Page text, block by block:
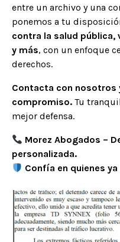
entre un archivo y una
ponemos a tu
contra la salud
y más, con un enfoque
derechos.
Contacta con nosotros
compromiso. Tu
mejor defensa.
Morez Abogados –
personalizada.
Confía en quienes